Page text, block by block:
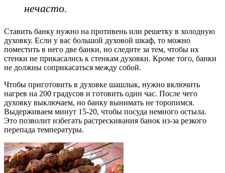
нечасто.
Ставить банку нужно на противень или решетку в холодную
духовку. Если у вас большой духовой шкаф, то можно
поместить в него две банки, но следите за тем, чтобы их
стенки не прикасались к стенкам духовки. Кроме того, банки
не должны соприкасаться между собой.
Чтобы приготовить в духовке шашлык, нужно включить
нагрев на 200 градусов и готовить один час. После чего
духовку выключаем, но банку вынимать не торопимся.
Выдерживаем минут 15-20, чтобы посуда немного остыла.
Это позволит избегать растрескивания банок из-за резкого
перепада температуры.